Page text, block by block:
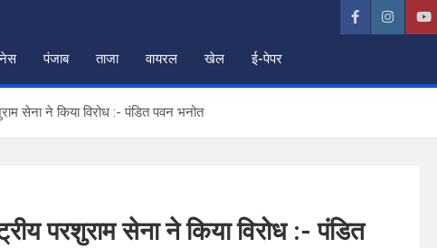
पंजाब ताजा वायरल खेल ई-पेपर
सेना ने किया विरोध :- पंडित पवन भनोत
परशुराम सेना ने किया विरोध :- पंडित